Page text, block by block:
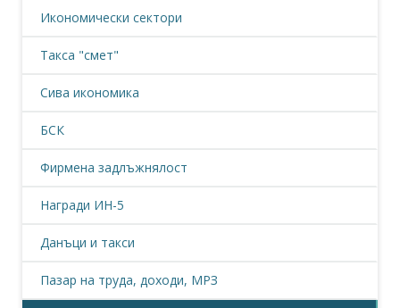
Икономически сектори
Такса "смет"
Сива икономика
БСК
Фирмена задлъжнялост
Награди ИН-5
Данъци и такси
Пазар на труда, доходи, МРЗ